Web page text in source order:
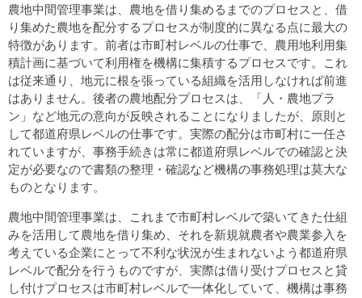
農地中間管理事業は、農地を借り集めるまでのプロセスと、借
り集めた農地を配分するプロセスが制度的に異なる点に最大の
特徴があります。前者は市町村レベルの仕事で、農用地利用集
積計画に基づいて利用権を機構に集積するプロセスです。これ
は従来通り、地元に根を張っている組織を活用しなければ前進
はありません。後者の農地配分プロセスは、「人・農地プラ
ン」など地元の意向が反映されることになりましたが、原則と
して都道府県レベルの仕事です。実際の配分は市町村に一任さ
れていますが、事務手続きは常に都道府県レベルでの確認と決
定が必要なので書類の整理・確認など機構の事務処理は莫大な
ものとなります。
農地中間管理事業は、これまで市町村レベルで築いてきた仕組
みを活用して農地を借り集め、それを新規就農者や農業参入を
考えている企業にとって不利な状況が生まれないよう都道府県
レベルで配分を行うものですが、実際は借り受けプロセスと貸
し付けプロセスは市町村レベルで一体化していて、機構は事務